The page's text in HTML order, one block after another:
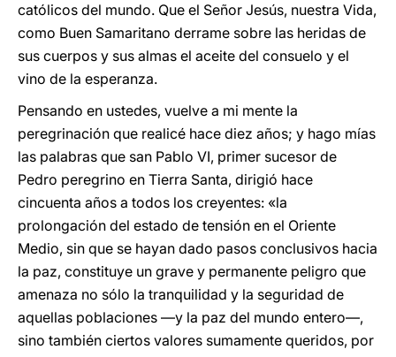
católicos del mundo. Que el Señor Jesús, nuestra Vida,
como Buen Samaritano derrame sobre las heridas de
sus cuerpos y sus almas el aceite del consuelo y el
vino de la esperanza.
Pensando en ustedes, vuelve a mi mente la
peregrinación que realicé hace diez años; y hago mías
las palabras que san Pablo VI, primer sucesor de
Pedro peregrino en Tierra Santa, dirigió hace
cincuenta años a todos los creyentes: «la
prolongación del estado de tensión en el Oriente
Medio, sin que se hayan dado pasos conclusivos hacia
la paz, constituye un grave y permanente peligro que
amenaza no sólo la tranquilidad y la seguridad de
aquellas poblaciones —y la paz del mundo entero—,
sino también ciertos valores sumamente queridos, por